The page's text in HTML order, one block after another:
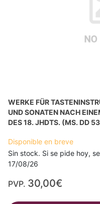
WERKE FÜR
UND SONATEN NACH
DES 18. JHDTS. (MS. DD
Disponible en breve
Sin stock. Si se pide hoy,
17/08/26
PVP. 30,00€